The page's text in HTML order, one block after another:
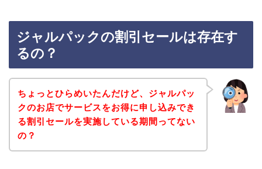
ジャルパックの割引セールは存在す
るの？
ちょっとひらめいたんだけど、ジャルパッ
クのお店でサービスをお得に申し込みでき
る割引セールを実施している期間ってない
の？